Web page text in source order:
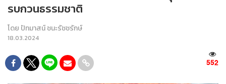
รบกวนธรรมชาติ
โดย ปัทมาสน์ ชนะรัชชรักษ์
18.03.2024
552